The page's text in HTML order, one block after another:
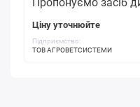
Ціну уточнюйте
Підприємство:
ТОВ АГРОВЕТСИСТЕМИ